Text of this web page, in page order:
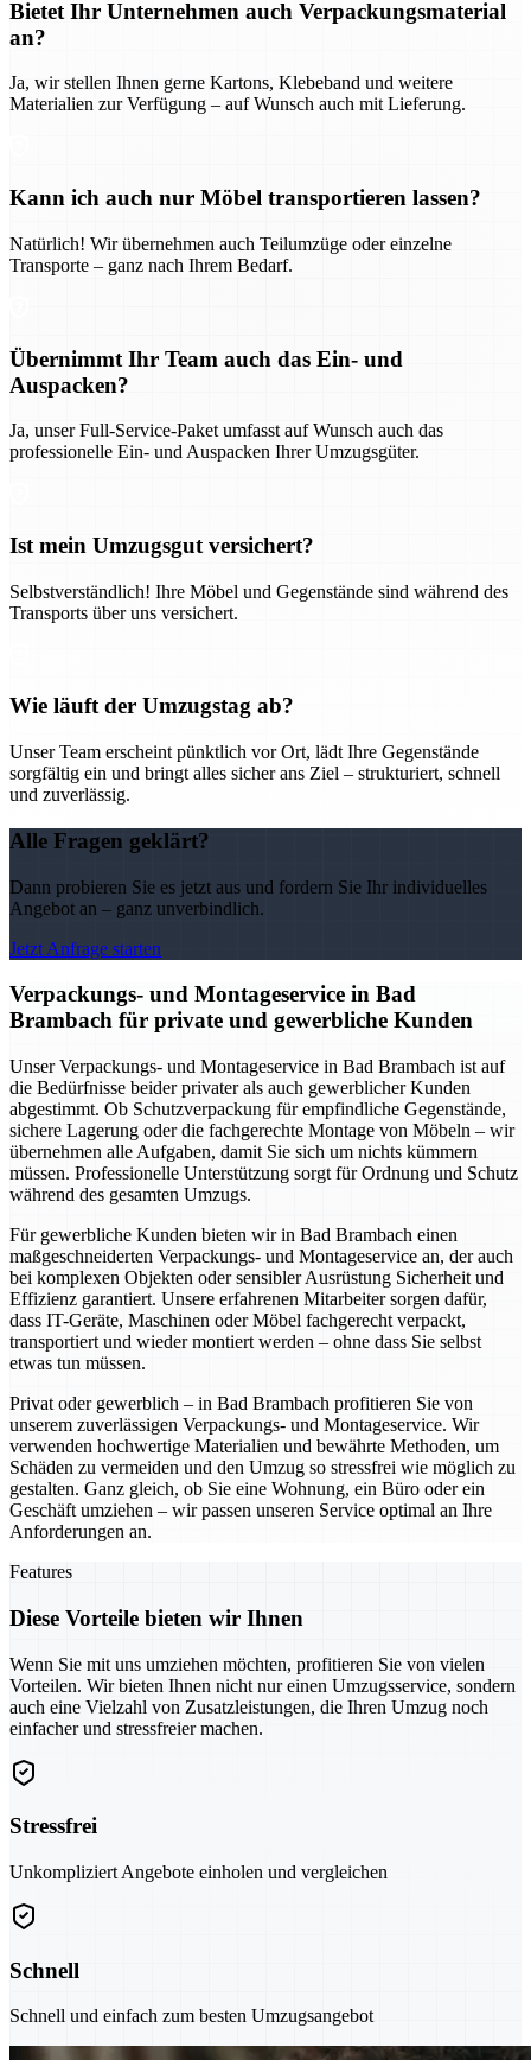
Bietet Ihr Unternehmen auch Verpackungsmaterial
an?
Ja, wir stellen Ihnen gerne Kartons, Klebeband und weitere
Materialien zur Verfügung – auf Wunsch auch mit Lieferung.
Kann ich auch nur Möbel transportieren lassen?
Natürlich! Wir übernehmen auch Teilumzüge oder einzelne
Transporte – ganz nach Ihrem Bedarf.
Übernimmt Ihr Team auch das Ein- und
Auspacken?
Ja, unser Full-Service-Paket umfasst auf Wunsch auch das
professionelle Ein- und Auspacken Ihrer Umzugsgüter.
Ist mein Umzugsgut versichert?
Selbstverständlich! Ihre Möbel und Gegenstände sind während des
Transports über uns versichert.
Wie läuft der Umzugstag ab?
Unser Team erscheint pünktlich vor Ort, lädt Ihre Gegenstände
sorgfältig ein und bringt alles sicher ans Ziel – strukturiert, schnell
und zuverlässig.
Alle Fragen geklärt?
Dann probieren Sie es jetzt aus und fordern Sie Ihr individuelles
Angebot an – ganz unverbindlich.
Jetzt Anfrage starten
Verpackungs- und Montageservice in Bad
Brambach für private und gewerbliche Kunden
Unser Verpackungs- und Montageservice in Bad Brambach ist auf
die Bedürfnisse beider privater als auch gewerblicher Kunden
abgestimmt. Ob Schutzverpackung für empfindliche Gegenstände,
sichere Lagerung oder die fachgerechte Montage von Möbeln – wir
übernehmen alle Aufgaben, damit Sie sich um nichts kümmern
müssen. Professionelle Unterstützung sorgt für Ordnung und Schutz
während des gesamten Umzugs.
Für gewerbliche Kunden bieten wir in Bad Brambach einen
maßgeschneiderten Verpackungs- und Montageservice an, der auch
bei komplexen Objekten oder sensibler Ausrüstung Sicherheit und
Effizienz garantiert. Unsere erfahrenen Mitarbeiter sorgen dafür,
dass IT-Geräte, Maschinen oder Möbel fachgerecht verpackt,
transportiert und wieder montiert werden – ohne dass Sie selbst
etwas tun müssen.
Privat oder gewerblich – in Bad Brambach profitieren Sie von
unserem zuverlässigen Verpackungs- und Montageservice. Wir
verwenden hochwertige Materialien und bewährte Methoden, um
Schäden zu vermeiden und den Umzug so stressfrei wie möglich zu
gestalten. Ganz gleich, ob Sie eine Wohnung, ein Büro oder ein
Geschäft umziehen – wir passen unseren Service optimal an Ihre
Anforderungen an.
Features
Diese Vorteile bieten wir Ihnen
Wenn Sie mit uns umziehen möchten, profitieren Sie von vielen
Vorteilen. Wir bieten Ihnen nicht nur einen Umzugsservice, sondern
auch eine Vielzahl von Zusatzleistungen, die Ihren Umzug noch
einfacher und stressfreier machen.
Stressfrei
Unkompliziert Angebote einholen und vergleichen
Schnell
Schnell und einfach zum besten Umzugsangebot